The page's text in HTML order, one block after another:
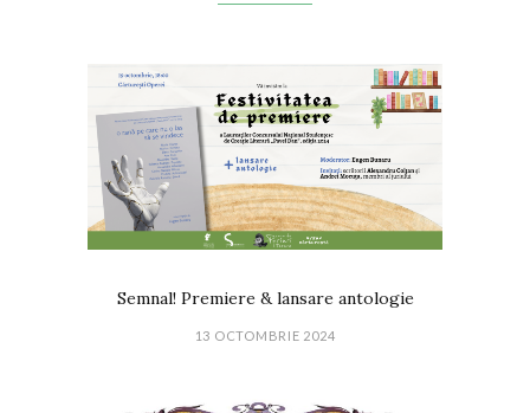
Semnal! Premiere & lansare antologie
13 OCTOMBRIE 2024